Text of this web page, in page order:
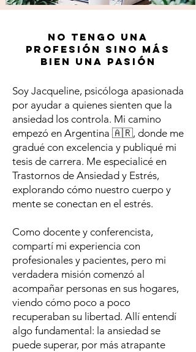
No tengo una
profesión sino más
bien una pasión
Soy Jacqueline, psicóloga apasionada
por ayudar a quienes sienten que la
ansiedad los controla. Mi camino
empezó en Argentina 🇦🇷, donde me
gradué con excelencia y publiqué mi
tesis de carrera. Me especialicé en
Trastornos de Ansiedad y Estrés,
explorando cómo nuestro cuerpo y
mente se conectan en el estrés.
Como docente y conferencista,
compartí mi experiencia con
profesionales y pacientes, pero mi
verdadera misión comenzó al
acompañar personas en sus hogares,
viendo cómo poco a poco
recuperaban su libertad. Allí entendí
algo fundamental: la ansiedad se
puede superar, por más atrapante